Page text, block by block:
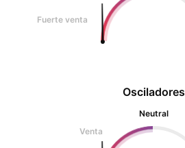
Osciladores
Neutral
Venta
Fuerte venta